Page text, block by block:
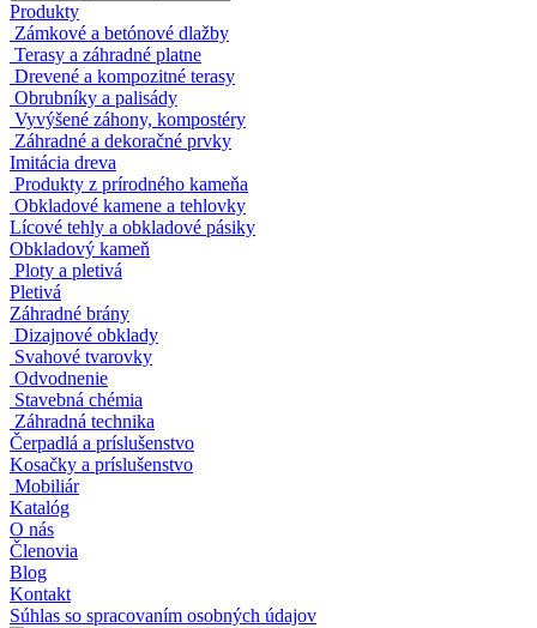
Produkty
Zámkové a betónové dlažby
Terasy a záhradné platne
Drevené a kompozitné terasy
Obrubníky a palisády
Vyvýšené záhony, kompostéry
Záhradné a dekoračné prvky
Imitácia dreva
Produkty z prírodného kameňa
Obkladové kamene a tehlovky
Lícové tehly a obkladové pásiky
Obkladový kameň
Ploty a pletivá
Pletivá
Záhradné brány
Dizajnové obklady
Svahové tvarovky
Odvodnenie
Stavebná chémia
Záhradná technika
Čerpadlá a príslušenstvo
Kosačky a príslušenstvo
Mobiliár
Katalóg
O nás
Členovia
Blog
Kontakt
Súhlas so spracovaním osobných údajov